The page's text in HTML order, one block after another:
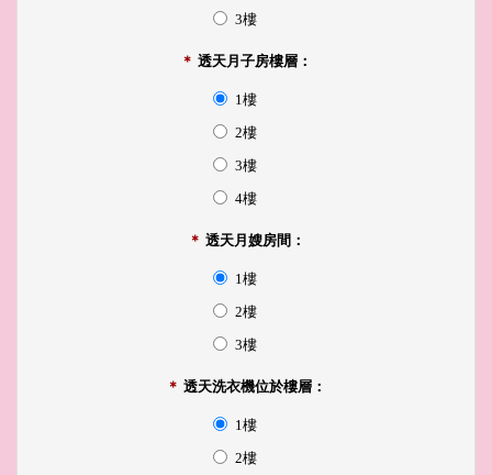
3樓
＊ 透天月子房樓層：
1樓
2樓
3樓
4樓
＊ 透天月嫂房間：
1樓
2樓
3樓
＊ 透天洗衣機位於樓層：
1樓
2樓